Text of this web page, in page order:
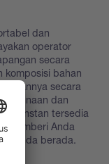
dan
operator
secara
bahan
secara
dan
instan tersedia
memberi Anda
Anda berada.